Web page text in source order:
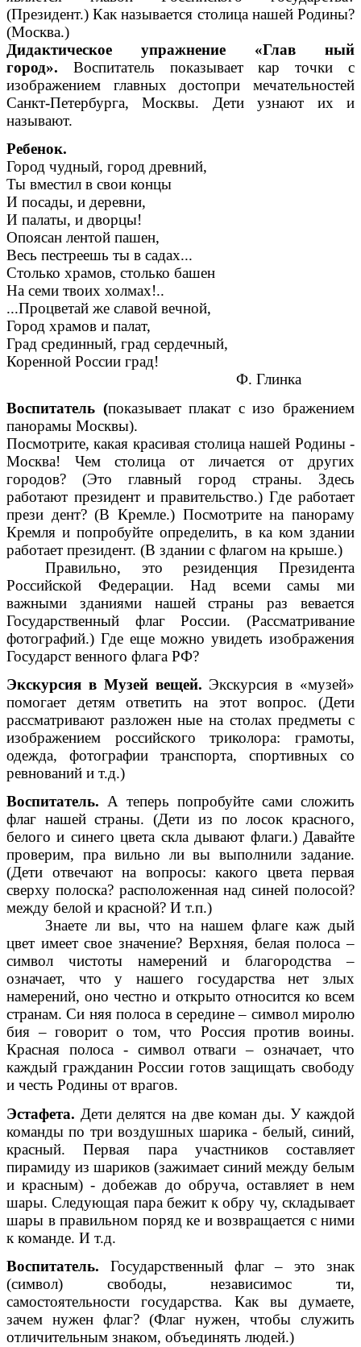
(Президент.) Как называется столица нашей Родины?
(Москва.)
Дидактическое упражнение «Глав ный
город». Воспитатель показывает кар точки с
изображением главных достопри мечательностей
Санкт-Петербурга, Москвы. Дети узнают их и
называют.
Ребенок.
Город чудный, город древний,
Ты вместил в свои концы
И посады, и деревни,
И палаты, и дворцы!
Опоясан лентой пашен,
Весь пестреешь ты в садах...
Столько храмов, столько башен
На семи твоих холмах!..
...Процветай же славой вечной,
Город храмов и палат,
Град срединный, град сердечный,
Коренной России град!
Ф. Глинка
Воспитатель (показывает плакат с изо бражением
панорамы Москвы).
Посмотрите, какая красивая столица нашей Родины -
Москва! Чем столица от личается от других
городов? (Это главный город страны. Здесь
работают президент и правительство.) Где работает
прези дент? (В Кремле.) Посмотрите на панораму
Кремля и попробуйте определить, в ка ком здании
работает президент. (В здании с флагом на крыше.)
Правильно, это резиденция Президента
Российской Федерации. Над всеми самы ми
важными зданиями нашей страны раз вевается
Государственный флаг России. (Рассматривание
фотографий.) Где еще можно увидеть изображения
Государст венного флага РФ?
Экскурсия в Музей вещей. Экскурсия в «музей»
помогает детям ответить на этот вопрос. (Дети
рассматривают разложен ные на столах предметы с
изображением российского триколора: грамоты,
одежда, фотографии транспорта, спортивных со
ревнований и т.д.)
Воспитатель. А теперь попробуйте сами сложить
флаг нашей страны. (Дети из по лосок красного,
белого и синего цвета скла дывают флаги.) Давайте
проверим, пра вильно ли вы выполнили задание.
(Дети отвечают на вопросы: какого цвета первая
сверху полоска? расположенная над синей полосой?
между белой и красной? И т.п.)
Знаете ли вы, что на нашем флаге каж дый
цвет имеет свое значение? Верхняя, белая полоса –
символ чистоты намерений и благородства –
означает, что у нашего государства нет злых
намерений, оно честно и открыто относится ко всем
странам. Си няя полоса в середине – символ миролю
бия – говорит о том, что Россия против воины.
Красная полоса - символ отваги – означает, что
каждый гражданин России готов защищать свободу
и честь Родины от врагов.
Эстафета. Дети делятся на две коман ды. У каждой
команды по три воздушных шарика - белый, синий,
красный. Первая пара участников составляет
пирамиду из шариков (зажимает синий между белым
и красным) - добежав до обруча, оставляет в нем
шары. Следующая пара бежит к обру чу, складывает
шары в правильном поряд ке и возвращается с ними
к команде. И т.д.
Воспитатель. Государственный флаг – это знак
(символ) свободы, независимос ти,
самостоятельности государства. Как вы думаете,
зачем нужен флаг? (Флаг нужен, чтобы служить
отличительным знаком, объединять людей.)